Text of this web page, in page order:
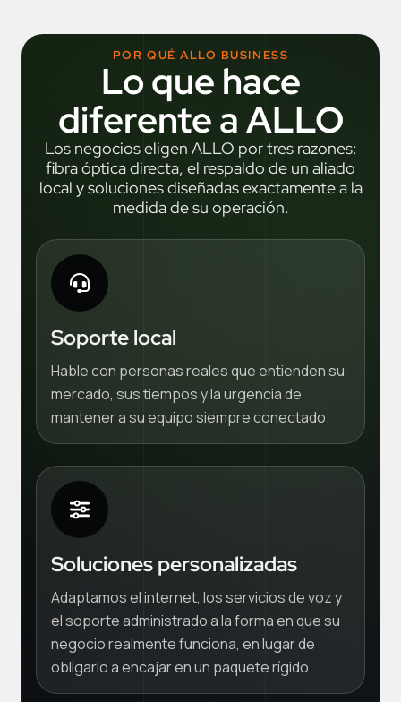
POR QUÉ ALLO BUSINESS
Lo que hace
diferente a ALLO
Los negocios eligen ALLO por tres razones:
fibra óptica directa, el respaldo de un aliado
local y soluciones diseñadas exactamente a la
medida de su operación.
Soporte local
Hable con personas reales que entienden su
mercado, sus tiempos y la urgencia de
mantener a su equipo siempre conectado.
Soluciones personalizadas
Adaptamos el internet, los servicios de voz y
el soporte administrado a la forma en que su
negocio realmente funciona, en lugar de
obligarlo a encajar en un paquete rígido.